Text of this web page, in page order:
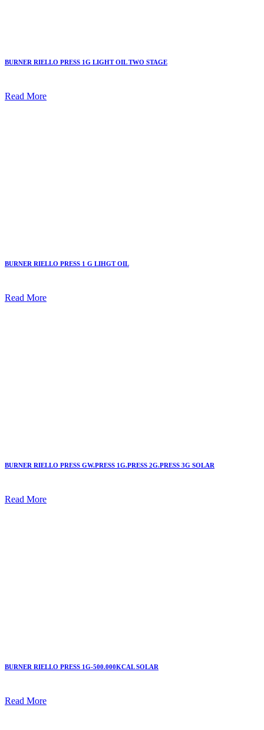
BURNER RIELLO PRESS 1G LIGHT OIL TWO STAGE
Read More
BURNER RIELLO PRESS 1 G LIHGT OIL
Read More
BURNER RIELLO PRESS GW.PRESS 1G.PRESS 2G.PRESS 3G SOLAR
Read More
BURNER RIELLO PRESS 1G-500.000KCAL SOLAR
Read More